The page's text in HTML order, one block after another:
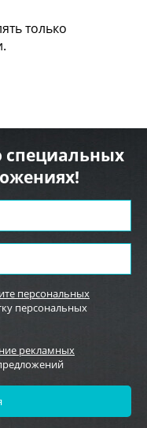
только
специальных
персональных
персональных
рекламных